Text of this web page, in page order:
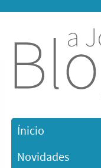
Ínicio
Novidades